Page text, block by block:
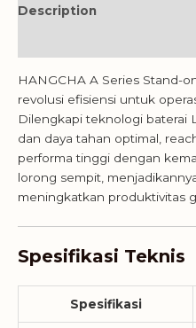
Description
HANGCHA A Series Stand-
revolusi efisiensi untuk
Dilengkapi teknologi baterai
dan daya tahan optimal,
performa tinggi dengan
lorong sempit,
meningkatkan produktivitas
Spesifikasi Teknis
Spesifikasi